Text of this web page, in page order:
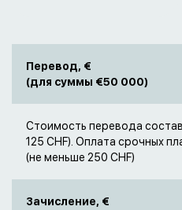
Перевод, €
(для суммы €50 000)
Стоимость перевода
125 CHF). Оплата срочных
(не меньше 250 CHF)
Зачисление, €